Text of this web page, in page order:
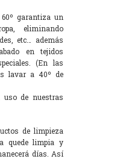
garantiza un
eliminando
etc… además
en tejidos
(En las
lavar a 40º de
de nuestras
de limpieza
quede limpia y
días. Así